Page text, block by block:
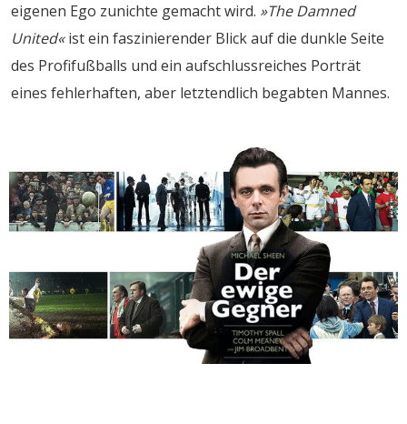
eigenen Ego zunichte gemacht wird. »The Damned
United«ist ein faszinierender Blick auf die dunkle Seite
des Profifußballs und ein aufschlussreiches Porträt
eines fehlerhaften, aber letztendlich begabten Mannes.